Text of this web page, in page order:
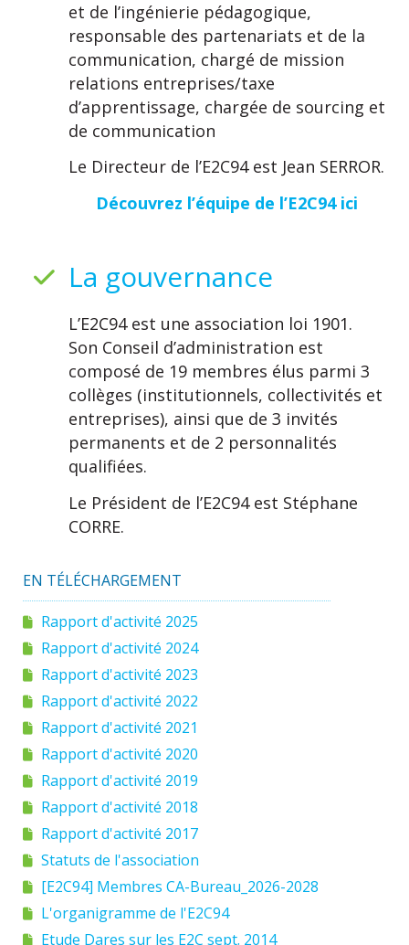
EN TÉLÉCHARGEMENT
Rapport d'activité 2025
Rapport d'activité 2024
Rapport d'activité 2023
Rapport d'activité 2022
Rapport d'activité 2021
Rapport d'activité 2020
Rapport d'activité 2019
Rapport d'activité 2018
Rapport d'activité 2017
Statuts de l'association
[E2C94] Membres CA-Bureau_2026-2028
L'organigramme de l'E2C94
Etude Dares sur les E2C sept. 2014
et de l’ingénierie pédagogique,
responsable des partenariats et de la
communication, chargé de mission
relations entreprises/taxe
d’apprentissage, chargée de sourcing et
de communication
Le Directeur de l’E2C94 est Jean SERROR.
Découvrez l’équipe de l’E2C94 ici
La gouvernance
L’E2C94 est une association loi 1901.
Son Conseil d’administration est
composé de 19 membres élus parmi 3
collèges (institutionnels, collectivités et
entreprises), ainsi que de 3 invités
permanents et de 2 personnalités
qualifiées.
Le Président de l’E2C94 est Stéphane
CORRE.